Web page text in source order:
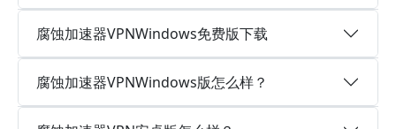
腐蚀加速器VPNWindows免费版下载
腐蚀加速器VPNWindows版怎么样？